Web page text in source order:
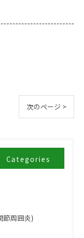
次のページ >
Categories
節周囲炎)